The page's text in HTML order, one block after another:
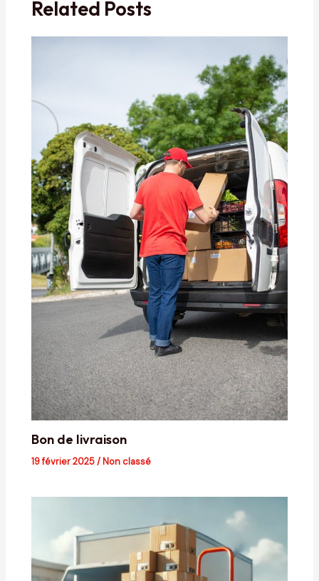
Related Posts
Bon de livraison
19 février 2025/ Non classé